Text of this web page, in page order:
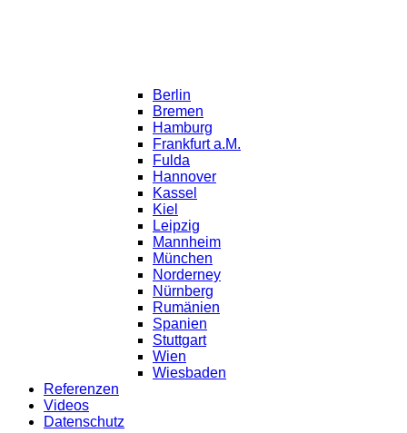
Berlin
Bremen
Hamburg
Frankfurt a.M.
Fulda
Hannover
Kassel
Kiel
Leipzig
Mannheim
München
Norderney
Nürnberg
Rumänien
Spanien
Stuttgart
Wien
Wiesbaden
Referenzen
Videos
Datenschutz